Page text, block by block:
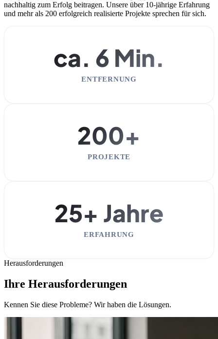
nachhaltig zum Erfolg beitragen. Unsere über 10-jährige Erfahrung
und mehr als 200 erfolgreich realisierte Projekte sprechen für sich.
ca. 6 Min.
ENTFERNUNG
200+
PROJEKTE
25+ Jahre
ERFAHRUNG
Herausforderungen
Ihre Herausforderungen
Kennen Sie diese Probleme? Wir haben die Lösungen.